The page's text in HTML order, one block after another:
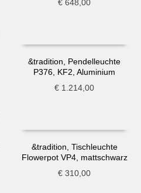
€ 648,00
&tradition, Pendelleuchte
P376, KF2, Aluminium
€ 1.214,00
&tradition, Tischleuchte
Flowerpot VP4, mattschwarz
€ 310,00